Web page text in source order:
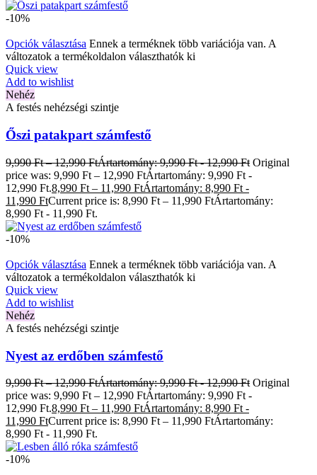
-10%
Opciók választása Ennek a terméknek több variációja van. A
változatok a termékoldalon választhatók ki
Quick view
Add to wishlist
Nehéz
A festés nehézségi szintje
Őszi patakpart számfestő
9,990Ft – 12,990FtÁrtartomány: 9,990 Ft - 12,990 Ft Original
price was: 9,990 Ft – 12,990 FtÁrtartomány: 9,990 Ft -
12,990 Ft.8,990 Ft – 11,990 FtÁrtartomány: 8,990 Ft -
11,990 FtCurrent price is: 8,990 Ft – 11,990 FtÁrtartomány:
8,990 Ft - 11,990 Ft.
-10%
Opciók választása Ennek a terméknek több variációja van. A
változatok a termékoldalon választhatók ki
Quick view
Add to wishlist
Nehéz
A festés nehézségi szintje
Nyest az erdőben számfestő
9,990Ft – 12,990FtÁrtartomány: 9,990 Ft - 12,990 Ft Original
price was: 9,990 Ft – 12,990 FtÁrtartomány: 9,990 Ft -
12,990 Ft.8,990 Ft – 11,990 FtÁrtartomány: 8,990 Ft -
11,990 FtCurrent price is: 8,990 Ft – 11,990 FtÁrtartomány:
8,990 Ft - 11,990 Ft.
-10%